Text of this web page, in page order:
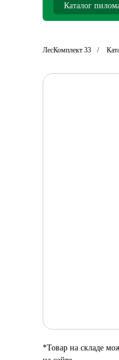
Каталог
ЛесКомплект 33
*Товар на складе